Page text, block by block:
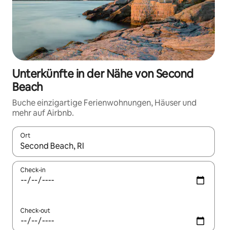
Unterkünfte in der Nähe von Second
Beach
Buche einzigartige Ferienwohnungen, Häuser und
mehr auf Airbnb.
Ort
Wenn Ergebnisse verfügbar sind, navigiere mit den
Check-in
Check-out